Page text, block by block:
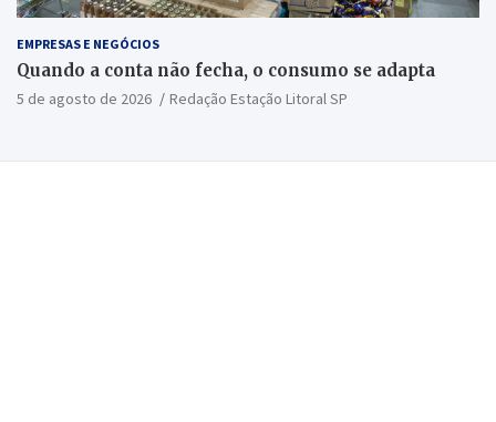
EMPRESAS E NEGÓCIOS
Quando a conta não fecha, o consumo se adapta
5 de agosto de 2026 Redação Estação Litoral SP